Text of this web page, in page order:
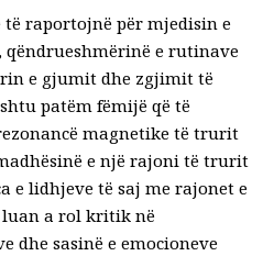
raportojnë për mjedisin e
qëndrueshmërinë e rutinave
e gjumit dhe zgjimit të
patëm fëmijë që të
magnetike të trurit
e një rajoni të trurit
e lidhjeve të saj me rajonet e
a rol kritik në
dhe sasinë e emocioneve